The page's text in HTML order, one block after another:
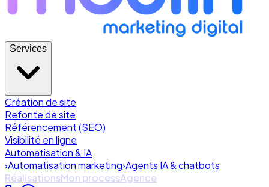
Services
Création de site
Refonte de site
Référencement (SEO)
Visibilité en ligne
Automatisation & IA
›Automatisation marketing›Agents IA & chatbots
RéalisationsMon processAgence